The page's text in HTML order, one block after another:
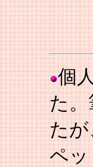
個
た
た
ペ